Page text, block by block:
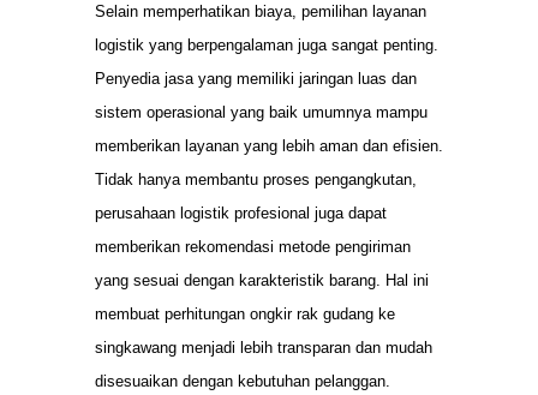
Selain memperhatikan biaya, pemilihan layanan
logistik yang berpengalaman juga sangat penting.
Penyedia jasa yang memiliki jaringan luas dan
sistem operasional yang baik umumnya mampu
memberikan layanan yang lebih aman dan efisien.
Tidak hanya membantu proses pengangkutan,
perusahaan logistik profesional juga dapat
memberikan rekomendasi metode pengiriman
yang sesuai dengan karakteristik barang. Hal ini
membuat perhitungan ongkir rak gudang ke
singkawang menjadi lebih transparan dan mudah
disesuaikan dengan kebutuhan pelanggan.